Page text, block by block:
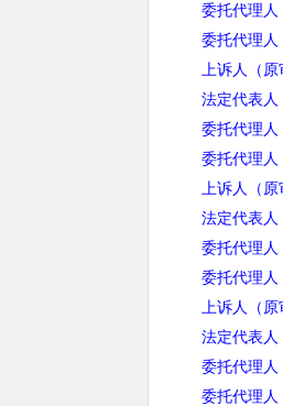
委托代理人：
委托代理人：
上诉人（原审
法定代表人：
委托代理人：
委托代理人：
上诉人（原审
法定代表人：
委托代理人：
委托代理人：
上诉人（原审
法定代表人：
委托代理人：
委托代理人：